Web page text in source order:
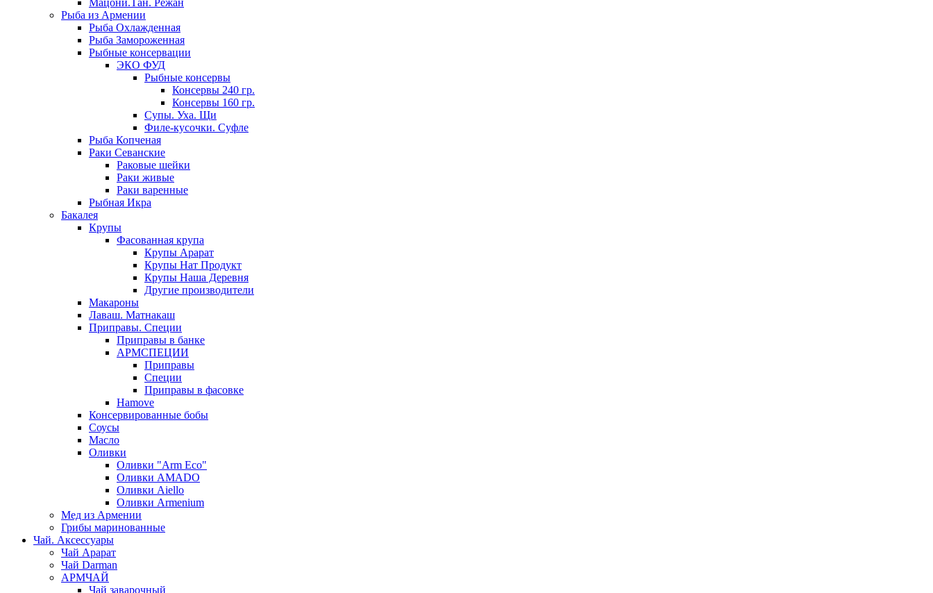
Мацони.Тан. Режан
Рыба из Армении
Рыба Охлажденная
Рыба Замороженная
Рыбные консервации
ЭКО ФУД
Рыбные консервы
Консервы 240 гр.
Консервы 160 гр.
Супы. Уха. Щи
Филе-кусочки. Суфле
Рыба Копченая
Раки Севанские
Раковые шейки
Раки живые
Раки варенные
Рыбная Икра
Бакалея
Крупы
Фасованная крупа
Крупы Арарат
Крупы Нат Продукт
Крупы Наша Деревня
Другие производители
Макароны
Лаваш. Матнакаш
Приправы. Специи
Приправы в банке
АРМСПЕЦИИ
Приправы
Специи
Приправы в фасовке
Hamove
Консервированные бобы
Соусы
Масло
Оливки
Оливки "Arm Eco"
Оливки AMADO
Оливки Aiello
Оливки Armenium
Мед из Армении
Грибы маринованные
Чай. Аксессуары
Чай Арарат
Чай Darman
АРМЧАЙ
Чай заварочный